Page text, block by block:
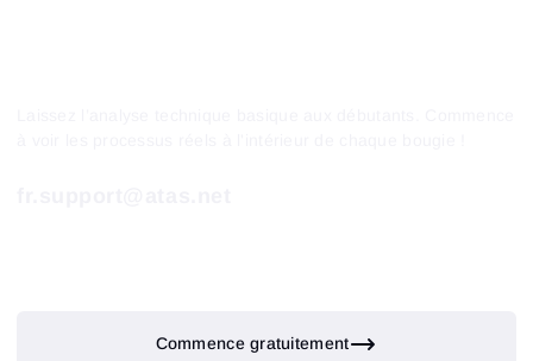
Commence gratuitement